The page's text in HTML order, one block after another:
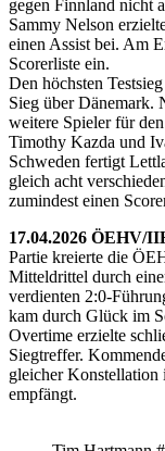
gegen Finnland nicht
Sammy Nelson
einen Assist bei. Am
Scorerliste ein.
Den höchsten
Sieg über Dänemark.
weitere Spieler für
Timothy Kazda und
Schweden fertigt
gleich acht
zumindest einen
17.04.2026 ÖEHV/
Partie kreierte die
Mitteldrittel durch
verdienten 2:0-
kam durch Glück im
Overtime erzielte
Siegtreffer.
gleicher Konstellation
empfängt.